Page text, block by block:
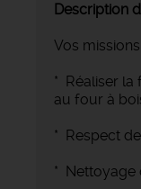
Description
Vos
* Réaliser la
au four à
* Respect
* Nettoyage